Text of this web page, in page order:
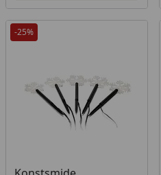
-25%
Produkt am Lager